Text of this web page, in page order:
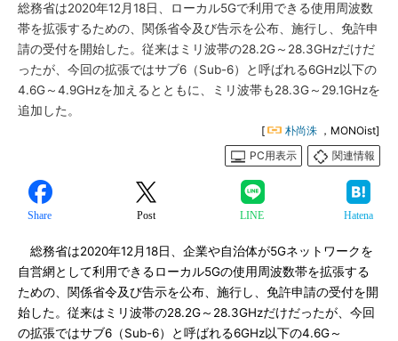
総務省は2020年12月18日、ローカル5Gで利用できる使用周波数
帯を拡張するための、関係省令及び告示を公布、施行し、免許申
請の受付を開始した。従来はミリ波帯の28.2G～28.3GHzだけだ
ったが、今回の拡張ではサブ6（Sub-6）と呼ばれる6GHz以下の
4.6G～4.9GHzを加えるとともに、ミリ波帯も28.3G～29.1GHzを
追加した。
[ 朴尚洙 ，MONOist]
PC用表示
関連情報
Share Post LINE Hatena
総務省は2020年12月18日、企業や自治体が5Gネットワークを
自営網として利用できるローカル5Gの使用周波数帯を拡張する
ための、関係省令及び告示を公布、施行し、免許申請の受付を開
始した。従来はミリ波帯の28.2G～28.3GHzだけだったが、今回
の拡張ではサブ6（Sub-6）と呼ばれる6GHz以下の4.6G～